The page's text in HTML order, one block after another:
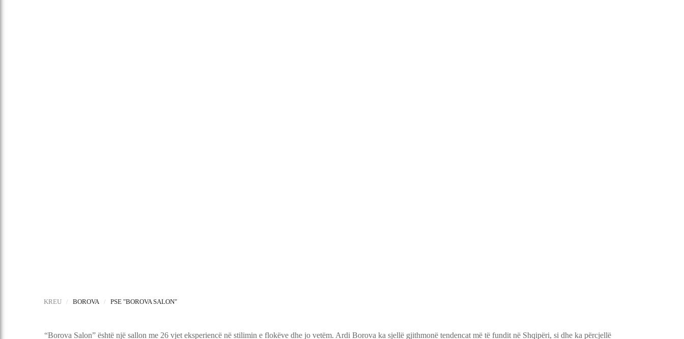
KREU / BOROVA / PSE "BOROVA SALON"
“Borova Salon” është një sallon me 26 vjet eksperiencë në stilimin e flokëve dhe jo vetëm. Ardi Borova ka sjellë gjithmonë tendencat më të fundit në Shqipëri, si dhe ka përcjellë